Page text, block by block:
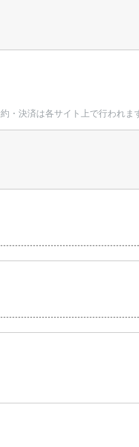
・決済は各サイト上で行われま